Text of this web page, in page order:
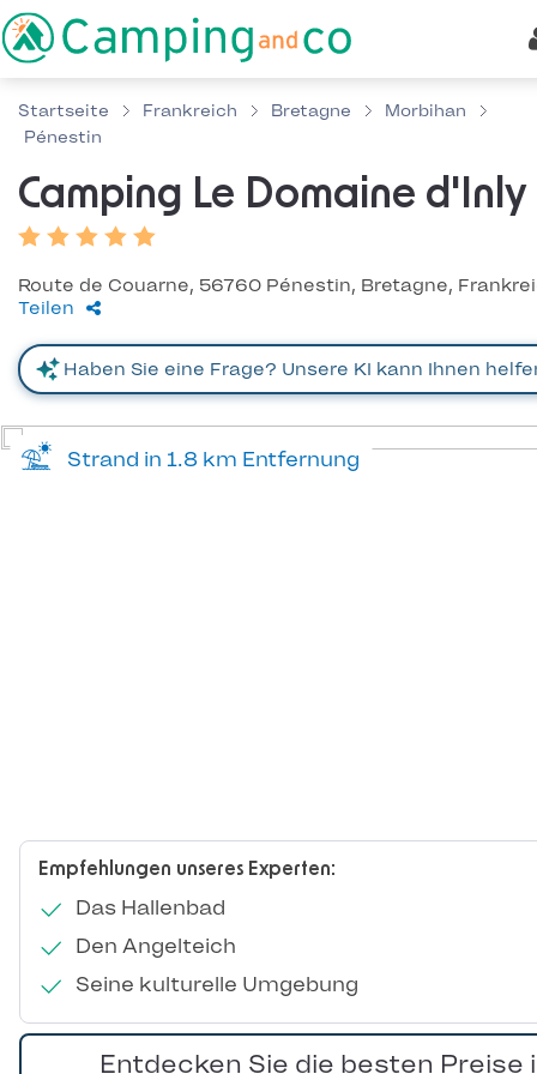
Startseite Frankreich Bretagne
Morbihan
Pénestin
Camping Le Domaine d'Inly
Route de Couarne, 56760 Pénestin, Bretagne,
Teilen
Empfehlungen unseres Experten:
Das Hallenbad
Den Angelteich
Seine kulturelle Umgebung
Strand in 1.8 km Entfernung
Entdecken Sie die besten Preise